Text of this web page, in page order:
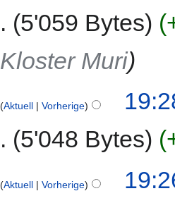
5'059 Bytes
Kloster Muri
Aktuell Vorherige
5'048 Bytes
Aktuell Vorherige